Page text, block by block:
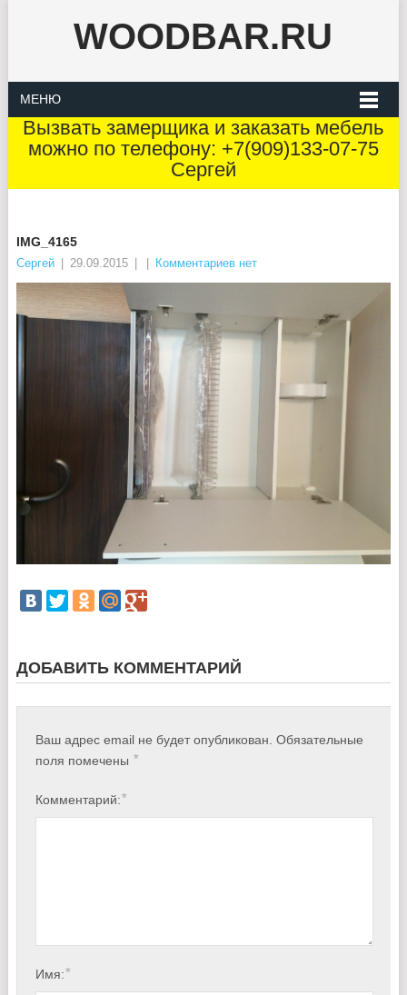
WOODBAR.RU
МЕНЮ
Вызвать замерщика и заказать мебель
можно по телефону: +7(909)133-07-75
Сергей
IMG_4165
Сергей 29.09.2015 Комментариев нет
ДОБАВИТЬ КОММЕНТАРИЙ
Ваш адрес email не будет опубликован. Обязательные
поля помечены *
Комментарий:*
Имя:*